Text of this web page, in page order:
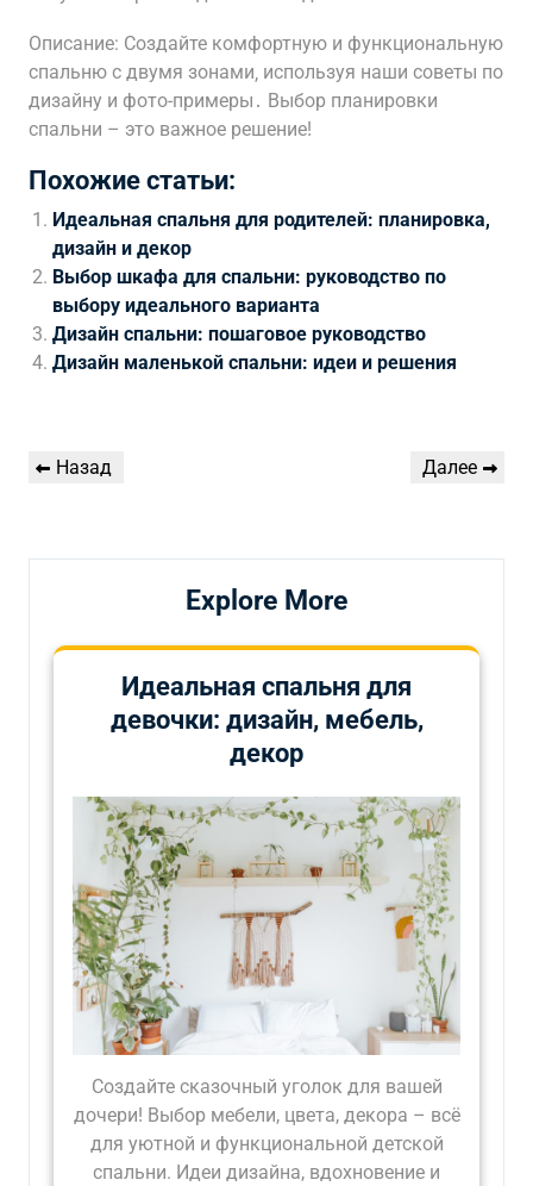
Описание: Создайте комфортную и функциональную
спальню с двумя зонами‚ используя наши советы по
дизайну и фото-примеры․ Выбор планировки
спальни – это важное решение!
Похожие статьи:
Идеальная спальня для родителей: планировка,
дизайн и декор
Выбор шкафа для спальни: руководство по
выбору идеального варианта
Дизайн спальни: пошаговое руководство
Дизайн маленькой спальни: идеи и решения
Навигация
Предыдущая
Назад
Следующая
Далее
Explore More
Идеальная спальня для
девочки: дизайн, мебель,
декор
Создайте сказочный уголок для вашей
дочери! Выбор мебели, цвета, декора – всё
для уютной и функциональной детской
спальни. Идеи дизайна, вдохновение и